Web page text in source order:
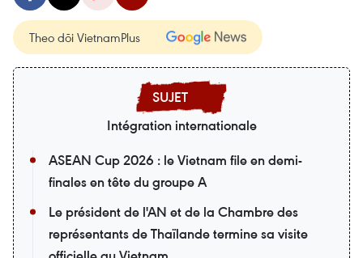
Theo dõi VietnamPlus
Intégration internationale
ASEAN Cup 2026 : le Vietnam file en demi-
finales en tête du groupe A
Le président de l'AN et de la Chambre des
représentants de Thaïlande termine sa visite